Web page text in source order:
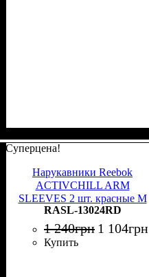
Суперцена!
Нарукавники Reebok
ACTIVCHILL ARM
SLEEVES 2 шт. красные M
RASL-13024RD
RASL-13024RD
1 240грн 1 104грн
Купить